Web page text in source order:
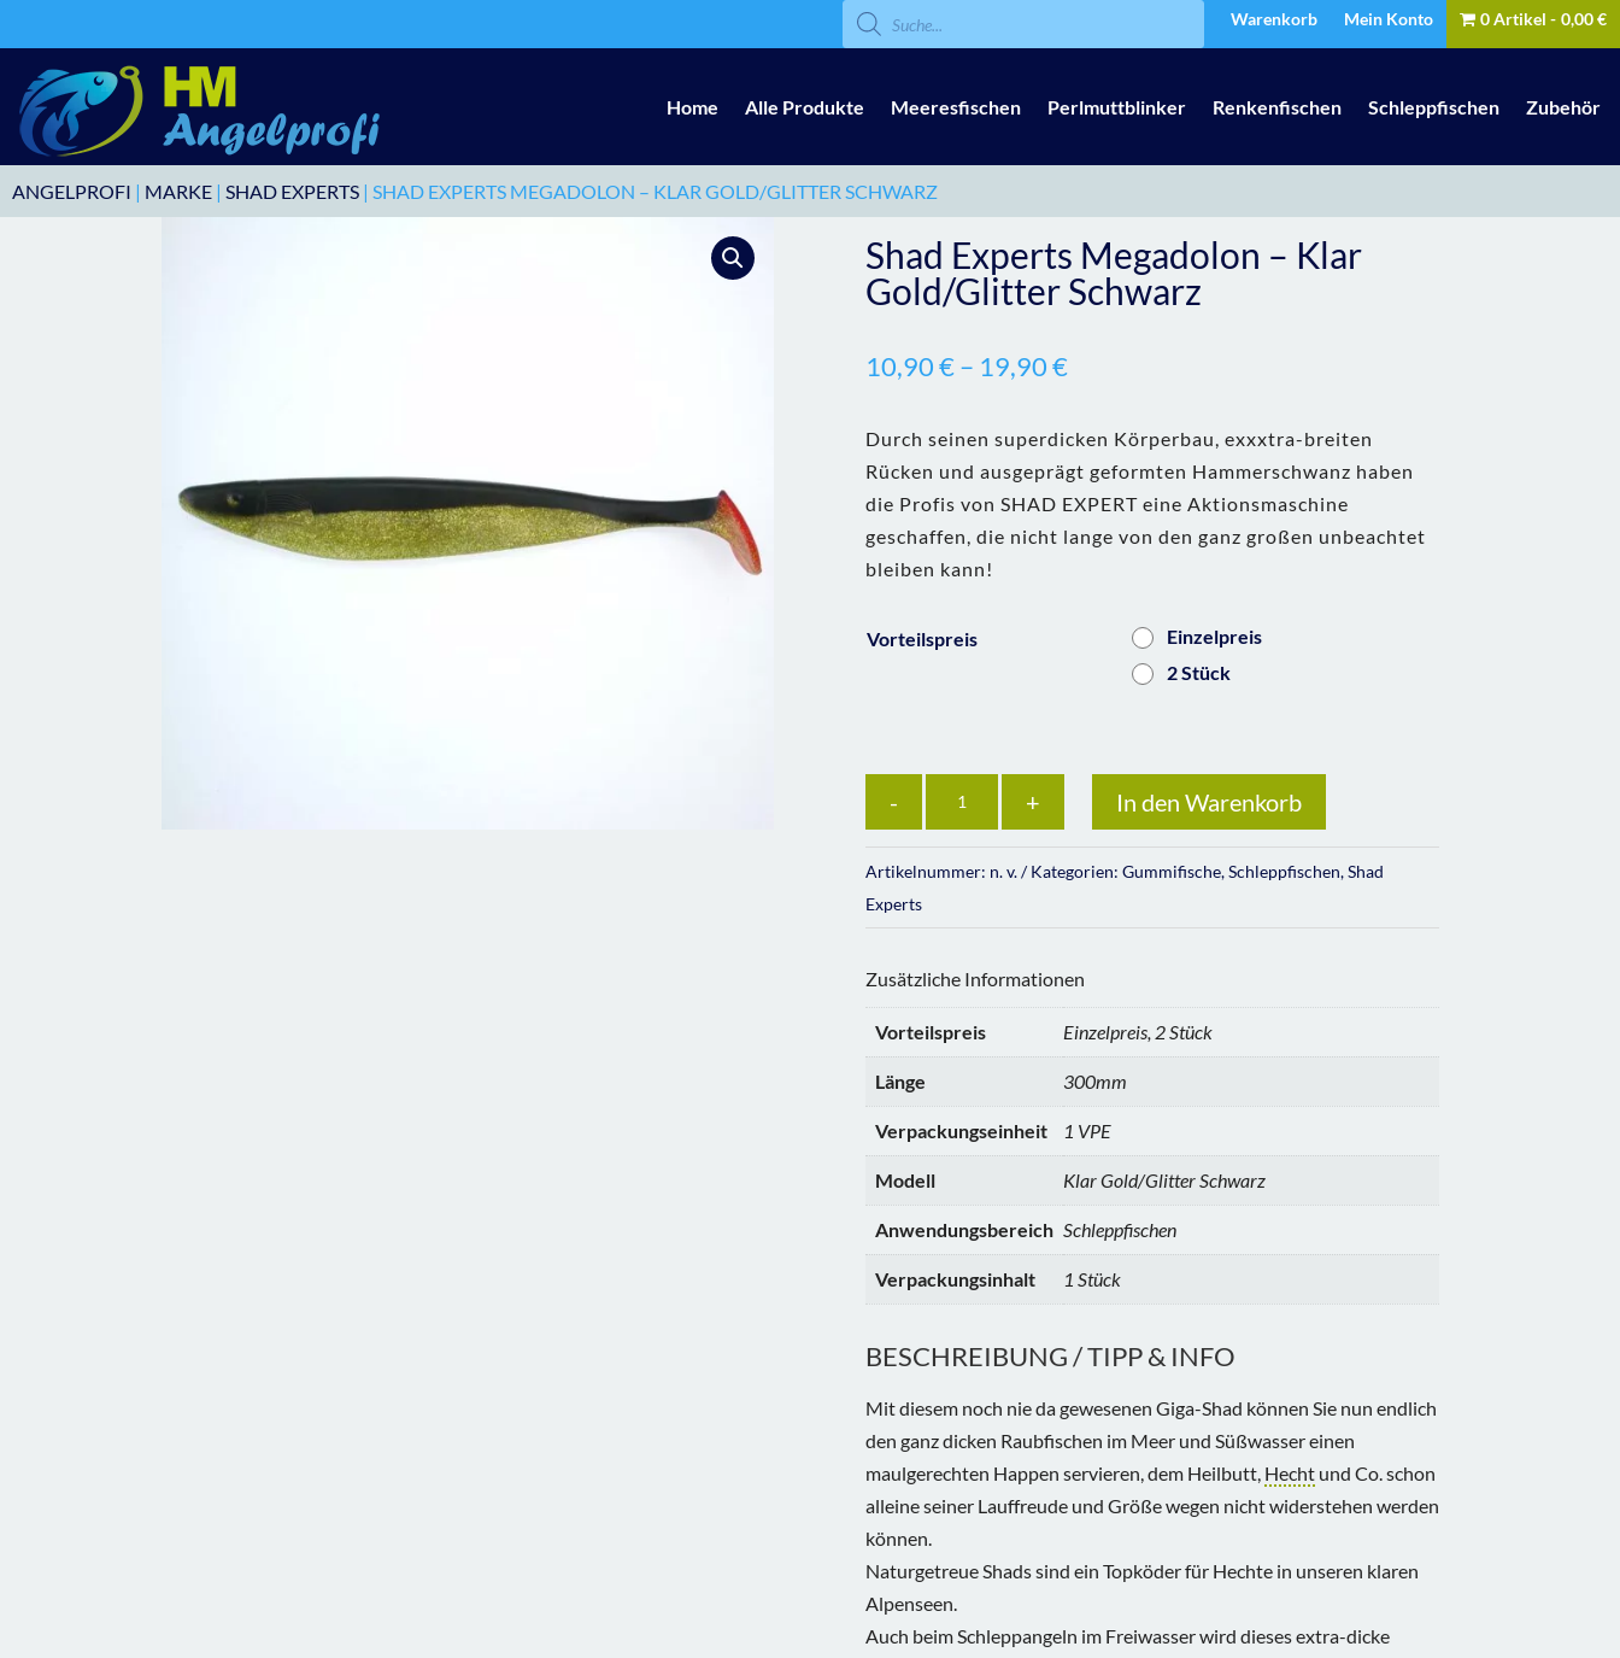
Products
search
Warenkorb Mein Konto 0 Artikel 0,00 €
Home Alle Produkte Meeresfischen Perlmuttblinker Renkenfischen Schleppfischen Zubehör
ANGELPROFI | MARKE | SHAD EXPERTS | SHAD EXPERTS MEGADOLON – KLAR GOLD/GLITTER SCHWARZ
Shad Experts Megadolon – Klar
Gold/Glitter Schwarz
10,90€– 19,90€
Durch seinen superdicken Körperbau, exxxtra-breiten
Rücken und ausgeprägt geformten Hammerschwanz haben
die Profis von SHAD EXPERT eine Aktionsmaschine
geschaffen, die nicht lange von den ganz großen unbeachtet
bleiben kann!
Vorteilspreis
Einzelpreis
2 Stück
In den Warenkorb
Artikelnummer: n. v. Kategorien: Gummifische,Schleppfischen,Shad
Experts
Zusätzliche Informationen
Vorteilspreis Einzelpreis, 2 Stück
Länge 300mm
Verpackungseinheit 1 VPE
Modell Klar Gold/Glitter Schwarz
Anwendungsbereich Schleppfischen
Verpackungsinhalt 1 Stück
BESCHREIBUNG / TIPP & INFO
Mit diesem noch nie da gewesenen Giga-Shad können Sie nun endlich
den ganz dicken Raubfischen im Meer und Süßwasser einen
maulgerechten Happen servieren, dem Heilbutt, Hechtund Co. schon
alleine seiner Lauffreude und Größe wegen nicht widerstehen werden
können.
Naturgetreue Shads sind ein Topköder für Hechte in unseren klaren
Alpenseen.
Auch beim Schleppangeln im Freiwasser wird dieses extra-dicke